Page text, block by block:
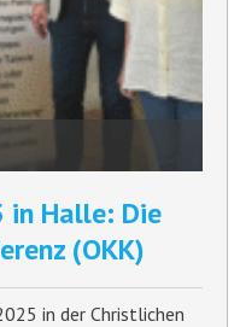
in Halle: Die
(OKK)
in der Christlichen